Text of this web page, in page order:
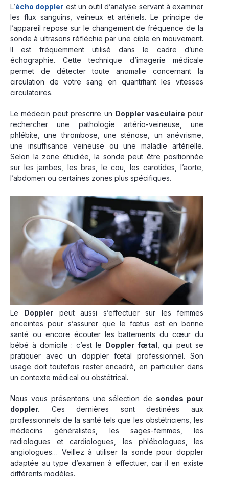
L’écho doppler est un outil d’analyse servant à examiner
les flux sanguins, veineux et artériels. Le principe de
l’appareil repose sur le changement de fréquence de la
sonde à ultrasons réfléchie par une cible en mouvement.
Il est fréquemment utilisé dans le cadre d’une
échographie. Cette technique d’imagerie médicale
permet de détecter toute anomalie concernant la
circulation de votre sang en quantifiant les vitesses
circulatoires.
Le médecin peut prescrire un Doppler vasculaire pour
rechercher une pathologie artério-veineuse, une
phlébite, une thrombose, une sténose, un anévrisme,
une insuffisance veineuse ou une maladie artérielle.
Selon la zone étudiée, la sonde peut être positionnée
sur les jambes, les bras, le cou, les carotides, l’aorte,
l’abdomen ou certaines zones plus spécifiques.
Le Doppler peut aussi s’effectuer sur les femmes
enceintes pour s’assurer que le fœtus est en bonne
santé ou encore écouter les battements du cœur du
bébé à domicile : c’est le
Doppler fœtal , qui peut se
pratiquer avec un doppler fœtal professionnel . Son
usage doit toutefois rester encadré, en particulier dans
un contexte médical ou obstétrical.
Nous vous présentons une sélection de sondes pour
doppler. Ces dernières sont destinées aux
professionnels de la santé tels que les obstétriciens, les
médecins généralistes, les sages-femmes, les
radiologues et cardiologues, les phlébologues, les
angiologues… Veillez à utiliser la sonde pour doppler
adaptée au type d’examen à effectuer, car il en existe
différents modèles.